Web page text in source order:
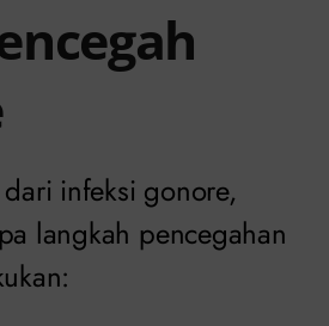
infeksi gonore,
langkah pencegahan